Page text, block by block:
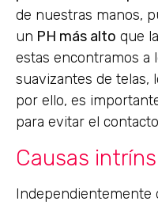
de nuestras manos,
un PH más alto que
estas encontramos a
suavizantes de telas,
por ello, es
para evitar el
Causas
Independientemente